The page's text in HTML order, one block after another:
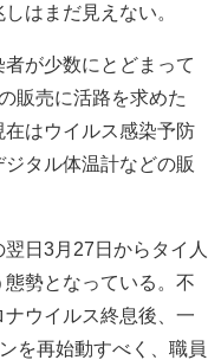
はまだ見えない。
が少数にとどまって
販売に活路を求めた
はウイルス感染予防
タル体温計などの販
日3月27日からタイ人
勢となっている。不
ウイルス終息後、一
を再始動すべく、職員